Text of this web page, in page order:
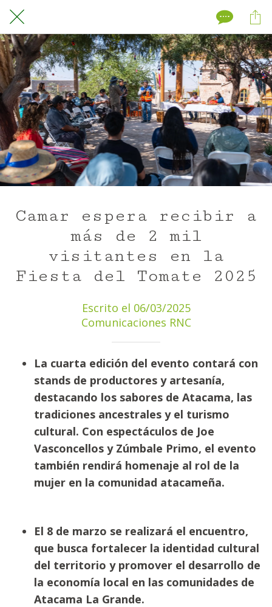
Camar espera recibir a
más de 2 mil
visitantes en la
Fiesta del Tomate 2025
Escrito el 06/03/2025
Comunicaciones RNC
La cuarta edición del evento contará con
stands de productores y artesanía,
destacando los sabores de Atacama, las
tradiciones ancestrales y el turismo
cultural. Con espectáculos de Joe
Vasconcellos y Zúmbale Primo, el evento
también rendirá homenaje al rol de la
mujer en la comunidad atacameña.
El 8 de marzo se realizará el encuentro,
que busca fortalecer la identidad cultural
del territorio y promover el desarrollo de
la economía local en las comunidades de
Atacama La Grande.